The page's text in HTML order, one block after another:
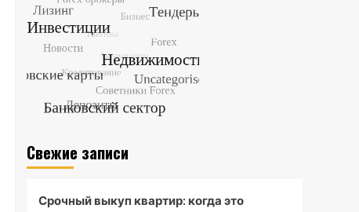
Свежие записи
Срочный выкуп квартир: когда это